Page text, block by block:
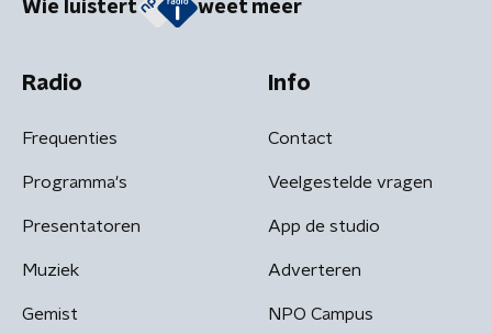
Wie luistert weet meer
Radio
Frequenties
Programma's
Presentatoren
Muziek
Gemist
Info
Contact
Veelgestelde vragen
App de studio
Adverteren
NPO Campus